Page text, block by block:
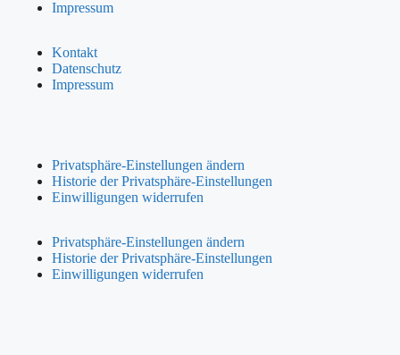
Impressum
Kontakt
Datenschutz
Impressum
Privatsphäre-Einstellungen ändern
Historie der Privatsphäre-Einstellungen
Einwilligungen widerrufen
Privatsphäre-Einstellungen ändern
Historie der Privatsphäre-Einstellungen
Einwilligungen widerrufen